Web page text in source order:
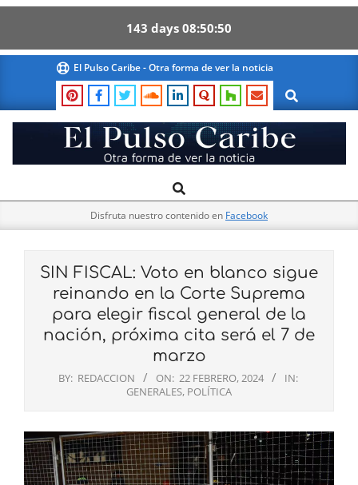
143 days 08 50 50
content
El Pulso Caribe - Otra forma de ver la noticia
Search
El
Pulso
Navigation
Search
Disfruta nuestro contenido en Facebook
SIN FISCAL: Voto en blanco sigue
reinando en la Corte Suprema
para elegir fiscal general de la
nación, próxima cita será el 7 de
marzo
BY: REDACCION ON: 22 FEBRERO, 2024
IN:
GENERALES, POLÍTICA